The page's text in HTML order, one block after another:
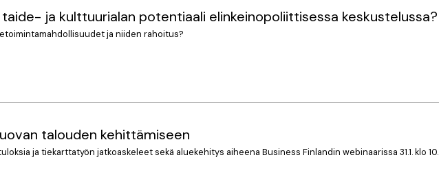
ja kulttuurialan potentiaali elinkeinopoliittisessa keskustelussa?
ja niiden rahoitus?
talouden kehittämiseen
ja tiekarttatyön jatkoaskeleet sekä aluekehitys aiheena Business Finlandin webinaarissa 31.1. klo 10.